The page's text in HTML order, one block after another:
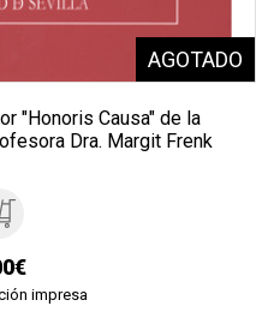
"Honoris Causa" de la
Dra. Margit Frenk
impresa